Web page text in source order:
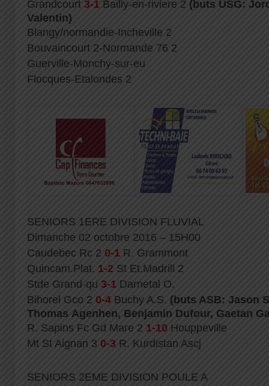
Grandcourt 3-1 Bailly-en-riviere 2 (buts USG:
Valentin)
Blangy/normandie-Incheville 2
Bouvaincourt 2-Normande 76 2
Guerville-Monchy-sur-eu
Flocques-Etalondes 2
SENIORS 1ERE DIVISION FLUVIAL
Dimanche 02 octobre 2016 – 15H00
Caudebec Rc 2 0-1 R. Grammont
Quincam.Plat. 1-2 St Et.Madrill 2
Stde Grand-qu 3-1 Darnetal O.
Bihorel Gco 2 0-4 Buchy A.S. (buts ASB: Jason
Thomas Agenhen, Benjamin Dufour, Gaetan
R. Sapins Fc Gd Mare 2 1-10 Houppeville
Mt St Aignan 3 0-3 R. Kurdistan Ascj
SENIORS 2EME DIVISION POULE A